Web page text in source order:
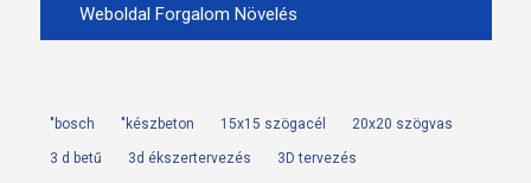
Weboldal Forgalom Növelés
"bosch "készbeton 15x15 szögacél 20x20 szögvas
3 d betű 3d ékszertervezés 3D tervezés